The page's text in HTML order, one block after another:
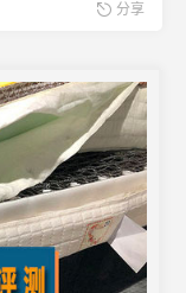
分享